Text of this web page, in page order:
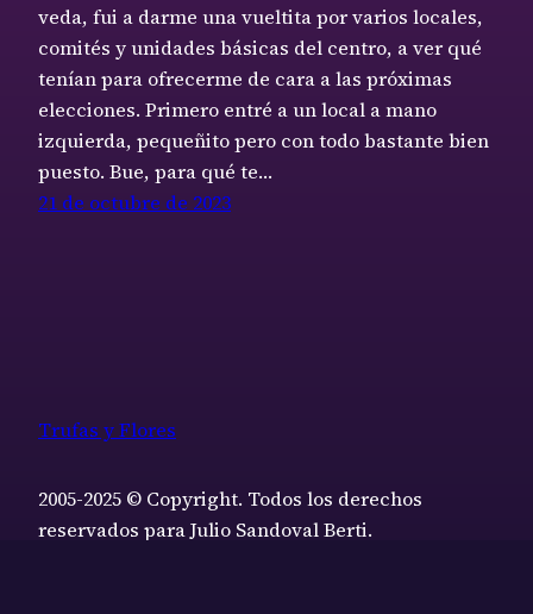
veda, fui a darme una vueltita por varios locales,
comités y unidades básicas del centro, a ver qué
tenían para ofrecerme de cara a las próximas
elecciones. Primero entré a un local a mano
izquierda, pequeñito pero con todo bastante bien
puesto. Bue, para qué te…
21 de octubre de 2023
Trufas y Flores
2005-2025 © Copyright. Todos los derechos
reservados para Julio Sandoval Berti.